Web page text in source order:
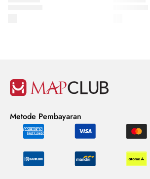
Metode Pembayaran